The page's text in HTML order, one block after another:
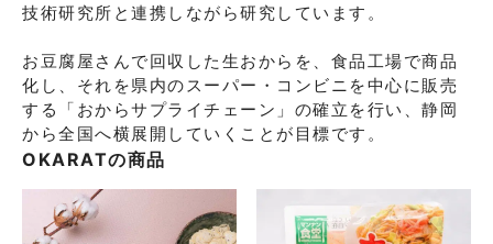
技術研究所と連携しながら研究しています。
お⾖腐屋さんで回収した⽣おからを、⾷品⼯場で商品
化し、それを県内のスーパー・コンビニを中⼼に販売
する「おからサプライチェーン」の確⽴を⾏い、静岡
から全国へ横展開していくことが⽬標です。
OKARATの商品